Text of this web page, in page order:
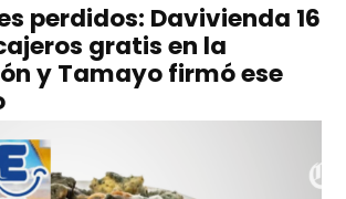
perdidos: Davivienda 16
gratis en la
y Tamayo firmó ese